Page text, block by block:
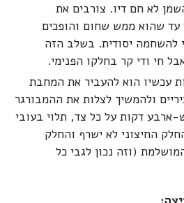
לא חם דיו. צורבים את
שהוא ממש שחום והופכים
להשחמה יסודית. בשלב הזה
חי ודי קר בחלקו הפנימי.
עכשיו הוא להעביר את המחבת
ולהמשיך לצלות את ההמבורגר
ארבע דקות על כל צד, תלוי בעובי
החיצוני לא ישרף והחלק
(וזה נכון לגבי כל